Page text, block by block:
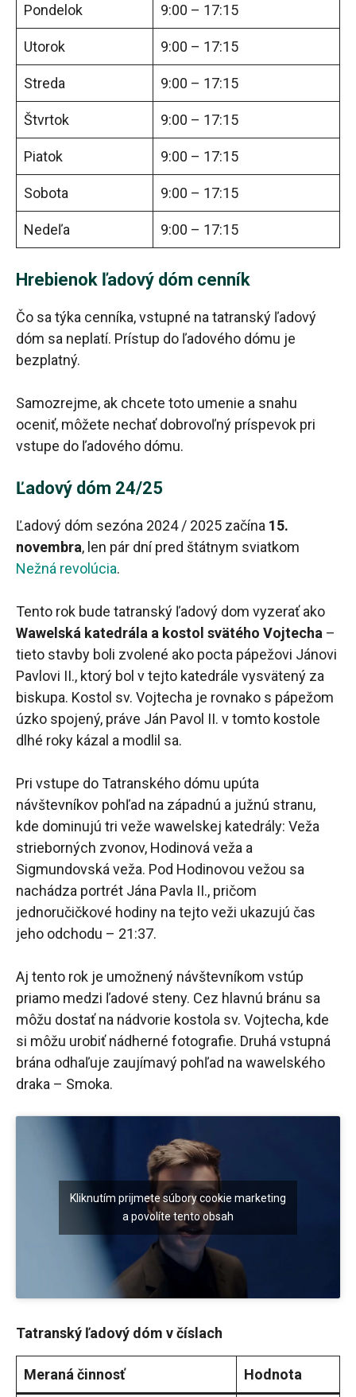
Pondelok 9:00 – 17:15
Utorok 9:00 – 17:15
Streda 9:00 – 17:15
Štvrtok 9:00 – 17:15
Piatok 9:00 – 17:15
Sobota 9:00 – 17:15
Nedeľa 9:00 – 17:15
Hrebienok ľadový dóm cenník
Čo sa týka cenníka, vstupné na tatranský ľadový
dóm sa neplatí. Prístup do ľadového dómu je
bezplatný.
Samozrejme, ak chcete toto umenie a snahu
oceniť, môžete nechať dobrovoľný príspevok pri
vstupe do ľadového dómu.
Ľadový dóm 24/25
Ľadový dóm sezóna 2024 / 2025 začína 15.
novembra, len pár dní pred štátnym sviatkom
Nežná revolúcia.
Tento rok bude tatranský ľadový dom vyzerať ako
Wawelská katedrála a kostol svätého Vojtecha –
tieto stavby boli zvolené ako pocta pápežovi Jánovi
Pavlovi II., ktorý bol v tejto katedrále vysvätený za
biskupa. Kostol sv. Vojtecha je rovnako s pápežom
úzko spojený, práve Ján Pavol II. v tomto kostole
dlhé roky kázal a modlil sa.
Pri vstupe do Tatranského dómu upúta
návštevníkov pohľad na západnú a južnú stranu,
kde dominujú tri veže wawelskej katedrály: Veža
strieborných zvonov, Hodinová veža a
Sigmundovská veža. Pod Hodinovou vežou sa
nachádza portrét Jána Pavla II., pričom
jednoručičkové hodiny na tejto veži ukazujú čas
jeho odchodu – 21:37.
Aj tento rok je umožnený návštevníkom vstúp
priamo medzi ľadové steny. Cez hlavnú bránu sa
môžu dostať na nádvorie kostola sv. Vojtecha, kde
si môžu urobiť nádherné fotografie. Druhá vstupná
brána odhaľuje zaujímavý pohľad na wawelského
draka – Smoka.
Kliknutím prijmete súbory cookie marketing
a povolíte tento obsah
Tatranský ľadový dóm v číslach
Meraná činnosť Hodnota